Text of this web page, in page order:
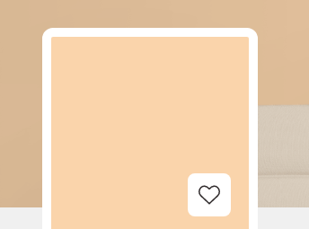
Add to Wishlist